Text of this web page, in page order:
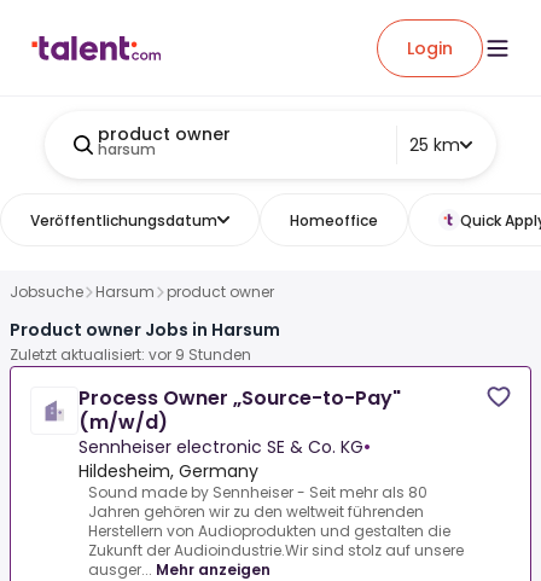
Login
product owner
harsum 25 km
Veröffentlichungsdatum Homeoffice Quick
Jobsuche Harsum product owner
Product owner Jobs in Harsum
Zuletzt aktualisiert: vor 9 Stunden
Process Owner „Source-to-Pay"
(m/w/d)
Sennheiser electronic SE & Co. KG•
Hildesheim, Germany
Sound made by Sennheiser - Seit mehr als 80
Jahren gehören wir zu den weltweit führenden
Herstellern von Audioprodukten und gestalten die
Zukunft der Audioindustrie.Wir sind stolz auf unsere
ausger... Mehr anzeigen